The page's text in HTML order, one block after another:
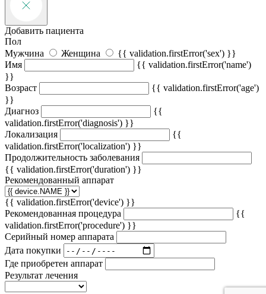
Добавить пациента
Пол
Мужчина
Женщина
{{ validation.firstError('sex') }}
Имя
{{ validation.firstError('name')
}}
Возраст
{{ validation.firstError('age')
}}
Диагноз
{{
validation.firstError('diagnosis') }}
Локализация
{{
validation.firstError('localization') }}
Продолжительность заболевания
{{ validation.firstError('duration') }}
Рекомендованный аппарат
{{ validation.firstError('device') }}
Рекомендованная процедура
{{
validation.firstError('procedure') }}
Серийный номер аппарата
Дата покупки
Где приобретен аппарат
Результат лечения